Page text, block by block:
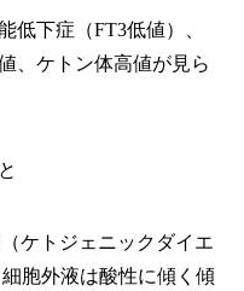
低下症（FT3低値）、
、ケトン体高値が見ら
ケトジェニックダイエ
胞外液は酸性に傾く傾